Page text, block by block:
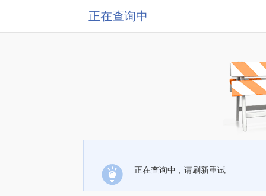
正在查询中
正在查询中，请刷新重试